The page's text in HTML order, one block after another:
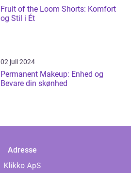
Fruit of the Loom Shorts: Komfort
og Stil i Ét
02 juli 2024
Permanent Makeup: Enhed og
Bevare din skønhed
Adresse